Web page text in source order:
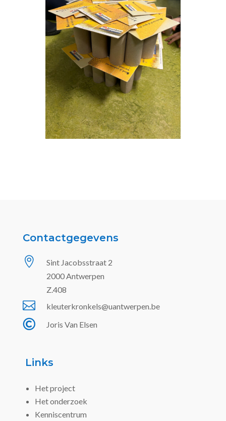
Contactgegevens

Sint Jacobsstraat 2
2000 Antwerpen
Z.408
 kleuterkronkels@uantwerpen.be
 Joris Van Elsen
Links
Het project
Het onderzoek
Kenniscentrum